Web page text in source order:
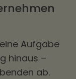
Aufgabe
hinaus –
ab.